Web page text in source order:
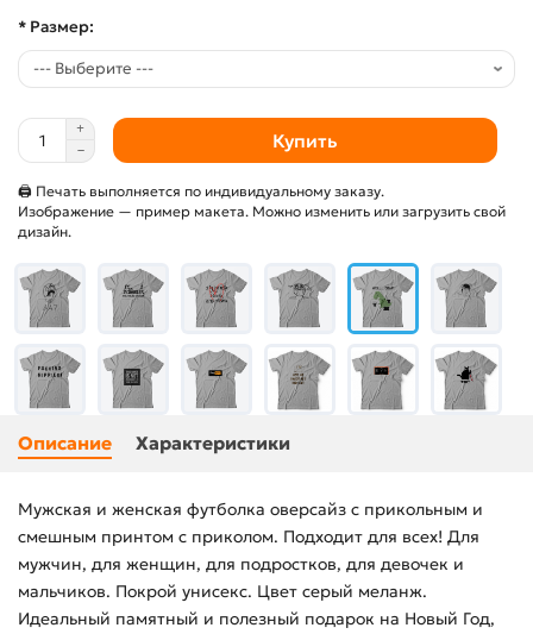
* Размер:
Купить
🖨 Печать выполняется по индивидуальному заказу.
Изображение — пример макета. Можно изменить или загрузить свой
дизайн.
Описание Характеристики
Мужская и женская футболка оверсайз с прикольным и
смешным принтом с приколом. Подходит для всех! Для
мужчин, для женщин, для подростков, для девочек и
мальчиков. Покрой унисекс. Цвет серый меланж.
Идеальный памятный и полезный подарок на Новый Год,